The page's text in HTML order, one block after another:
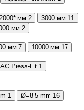
2000* мм 2 3000 мм 11
мм 2
мм 7 10000 мм 17
Press-Fit 1
1 Ø=8,5 mm 16